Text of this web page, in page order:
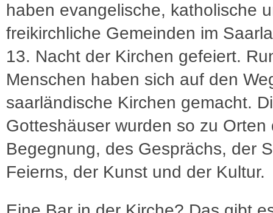
haben evangelische, katholische
freikirchliche Gemeinden im
13. Nacht der Kirchen gefeiert.
Menschen haben sich auf den
saarländische Kirchen gemacht.
Gotteshäuser wurden so zu Orten
Begegnung, des Gesprächs, der
Feierns, der Kunst und der Kultur.